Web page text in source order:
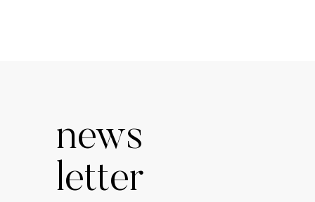
news
letter